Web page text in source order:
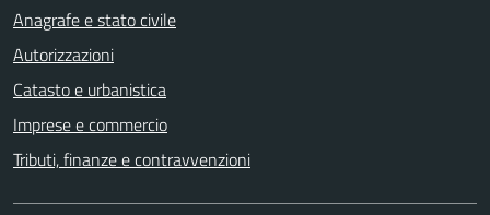
Anagrafe e stato civile
Autorizzazioni
Catasto e urbanistica
Imprese e commercio
Tributi, finanze e contravvenzioni